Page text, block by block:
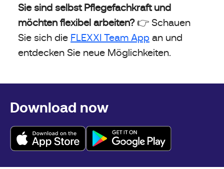
Sie sind selbst Pflegefachkraft und
möchten flexibel arbeiten?👉 Schauen
Sie sich die FLEXXI Team App an und
entdecken Sie neue Möglichkeiten.
Download now